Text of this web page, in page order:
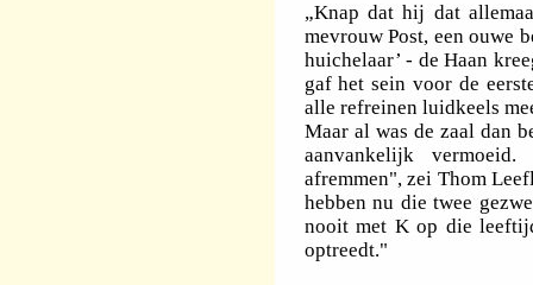
„Knap dat hij dat
mevrouw Post, een ouwe
huichelaar’ - de Haan
gaf het sein voor de
alle refreinen luidkeels
Maar al was de zaal dan
aanvankelijk
afremmen", zei Thom
hebben nu die twee
nooit met K op die
optreedt."